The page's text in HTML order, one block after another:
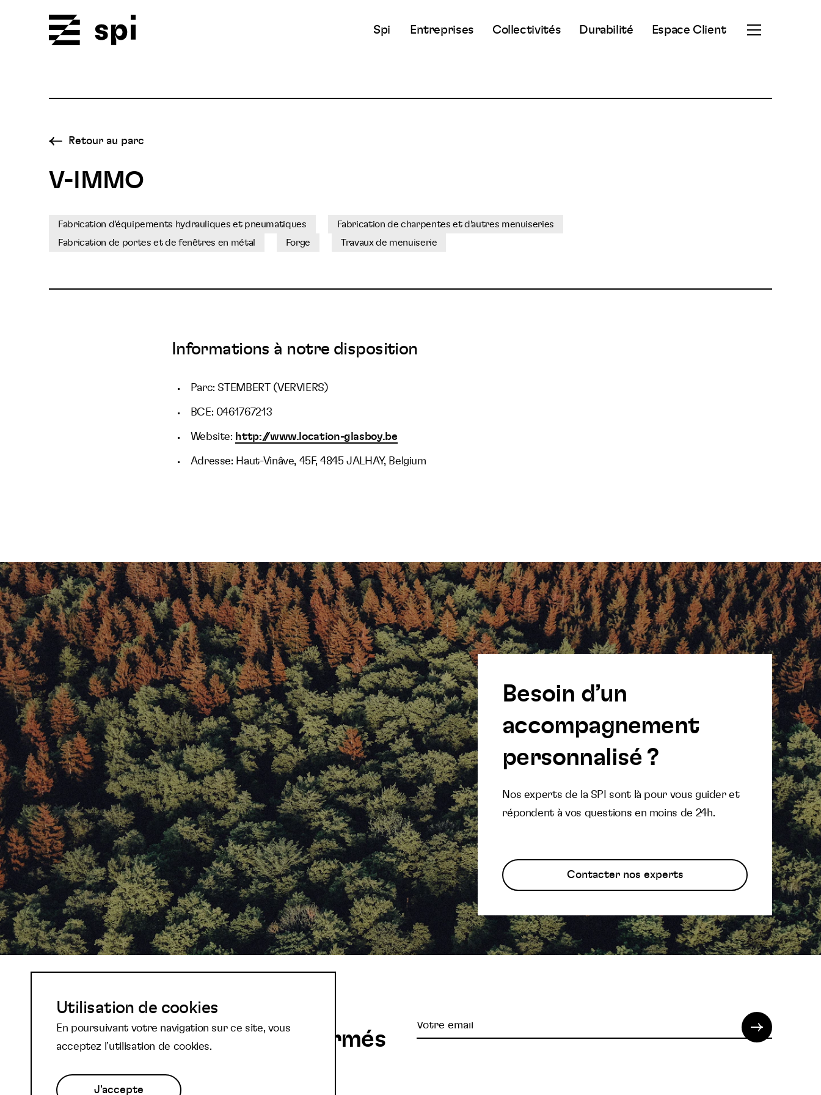
Spi Entreprises Collectivités Durabilité Espace Client
Ouvrir
Retour au parc
V-IMMO
Fabrication d'équipements hydrauliques et pneumatiques
Fabrication de charpentes et d'autres menuiseries
Fabrication de portes et de fenêtres en métal
Forge Travaux de menuiserie
Informations à notre disposition
Parc: STEMBERT (VERVIERS)
BCE: 0461767213
Website: http://www.location-glasboy.be
Adresse: Haut-Vinâve, 45F, 4845 JALHAY, Belgium
Besoin d’un
accompagnement
personnalisé ?
Nos experts de la SPI sont là pour vous guider et
répondent à vos questions en moins de 24h.
Contacter nos experts
Abonnez-vous à notre
newsletter et restez informés
Votre
Utilisation de cookies
En poursuivant votre navigation sur ce site, vous
acceptez l’utilisation de cookies.
J'accepte